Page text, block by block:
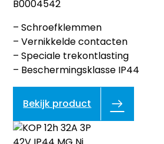
B0004542
– Schroefklemmen
– Vernikkelde contacten
– Speciale trekontlasting
– Beschermingsklasse IP44
Bekijk product